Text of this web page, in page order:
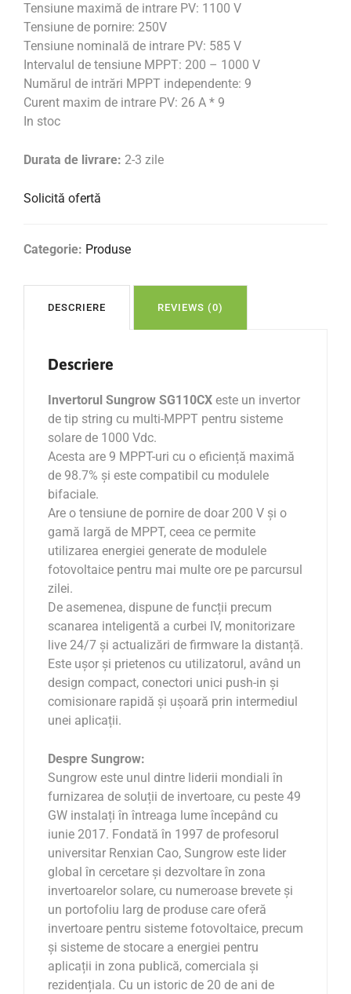
Tensiune maximă de intrare PV: 1100 V
Tensiune de pornire: 250V
Tensiune nominală de intrare PV: 585 V
Intervalul de tensiune MPPT: 200 – 1000 V
Numărul de intrări MPPT independente: 9
Curent maxim de intrare PV: 26 A * 9
In stoc
Durata de livrare: 2-3 zile
Solicită ofertă
Categorie: Produse
DESCRIERE REVIEWS (0)
Descriere
Invertorul Sungrow SG110CX este un invertor
de tip string cu multi-MPPT pentru sisteme
solare de 1000 Vdc.
Acesta are 9 MPPT-uri cu o eficiență maximă
de 98.7% și este compatibil cu modulele
bifaciale.
Are o tensiune de pornire de doar 200 V și o
gamă largă de MPPT, ceea ce permite
utilizarea energiei generate de modulele
fotovoltaice pentru mai multe ore pe parcursul
zilei.
De asemenea, dispune de funcții precum
scanarea inteligentă a curbei IV, monitorizare
live 24/7 și actualizări de firmware la distanță.
Este ușor și prietenos cu utilizatorul, având un
design compact, conectori unici push-in și
comisionare rapidă și ușoară prin intermediul
unei aplicații.
Despre Sungrow:
Sungrow este unul dintre liderii mondiali în
furnizarea de soluții de invertoare, cu peste 49
GW instalați în întreaga lume începând cu
iunie 2017. Fondată în 1997 de profesorul
universitar Renxian Cao, Sungrow este lider
global în cercetare și dezvoltare în zona
invertoarelor solare, cu numeroase brevete și
un portofoliu larg de produse care oferă
invertoare pentru sisteme fotovoltaice, precum
și sisteme de stocare a energiei pentru
aplicații in zona publică, comerciala și
rezidențiala. Cu un istoric de 20 de ani de